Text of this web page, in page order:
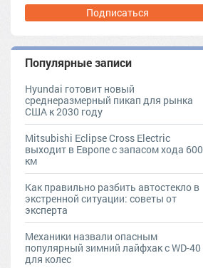
Подписаться
Популярные записи
Hyundai готовит новый
среднеразмерный пикап для рынка
США к 2030 году
Mitsubishi Eclipse Cross Electric
выходит в Европе с запасом хода 600
км
Как правильно разбить автостекло в
экстренной ситуации: советы от
эксперта
Механики назвали опасным
популярный зимний лайфхак с WD-40
для колес